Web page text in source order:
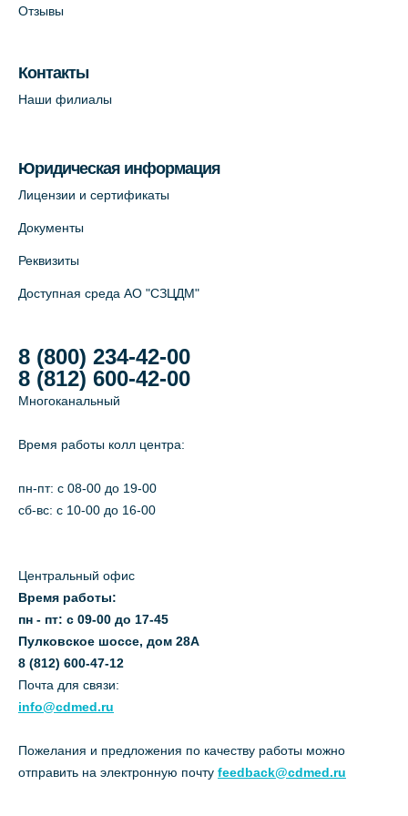
пр. В.О., д.5 (официальный партнёр)
Отзывы
Контакты
Наши филиалы
Юридическая информация
Лицензии и сертификаты
Документы
Реквизиты
Доступная среда АО "СЗЦДМ"
8 (800) 234-42-00
8 (812) 600-42-00
Многоканальный
Время работы колл центра:
пн-пт: c 08-00 до 19-00
сб-вс: с 10-00 до 16-00
Центральный офис
Время работы:
пн - пт: с 09-00 до 17-45
Пулковское шоссе, дом 28А
8 (812) 600-47-12
Почта для связи:
info@cdmed.ru
Пожелания и предложения по качеству работы можно
отправить на электронную почту feedback@cdmed.ru